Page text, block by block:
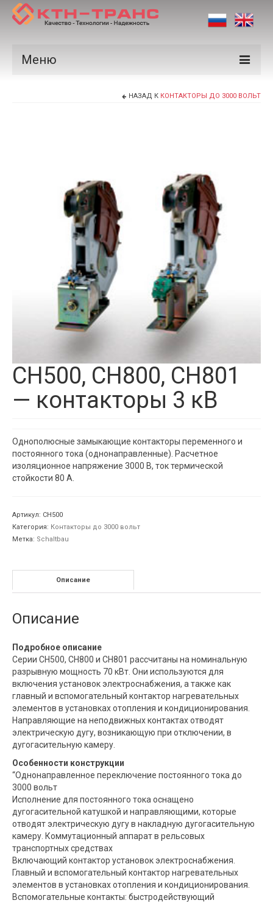
Меню
Новости
Контакты
НАЗАД К КОНТАКТОРЫ ДО 3000 ВОЛЬТ
CH500, CH800, CH801
— контакторы 3 кВ
Однополюсные замыкающие контакторы переменного и
постоянного тока (однонаправленные). Расчетное
изоляционное напряжение 3000 В, ток термической
стойкости 80 A.
Артикул: CH500
Категория: Контакторы до 3000 вольт
Метка: Schaltbau
Описание
Описание
Подробное описание
Серии CH500, CH800 и CH801 рассчитаны на номинальную
разрывную мощность 70 кВт. Они используются для
включения установок электроснабжения, а также как
главный и вспомогательный контактор нагревательных
элементов в установках отопления и кондиционирования.
Направляющие на неподвижных контактах отводят
электрическую дугу, возникающую при отключении, в
дугогасительную камеру.
Особенности конструкции
“Однонаправленное переключение постоянного тока до
3000 вольт
Исполнение для постоянного тока оснащено
дугогасительной катушкой и направляющими, которые
отводят электрическую дугу в накладную дугогасительную
камеру. Коммутационный аппарат в рельсовых
транспортных средствах
Включающий контактор установок электроснабжения.
Главный и вспомогательный контактор нагревательных
элементов в установках отопления и кондиционирования.
Вспомогательные контакты: быстродействующий